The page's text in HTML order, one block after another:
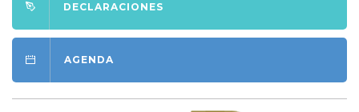
DECLARACIONES
AGENDA